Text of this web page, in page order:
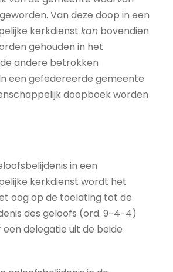
Van deze doop in een
kerkdienst kan bovendien
gehouden in het
andere betrokken
een gefedereerde gemeente
doopboek worden
in een
kerkdienst wordt het
oog op de toelating tot de
des geloofs (ord. 9-4-4)
delegatie uit de beide